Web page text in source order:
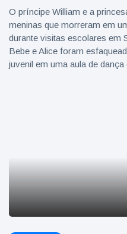
O príncipe William e a
meninas que morreram em
durante visitas escolares em
Bebe e Alice foram
juvenil em uma aula de